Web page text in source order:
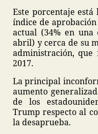
Este porcentaje
índice de
actual (34% en una
abril) y cerca de su
administración,
2017.
La principal
aumento
de los
Trump respecto al
la desaprueba.